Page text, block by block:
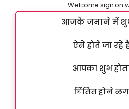
Welcome sign on
आजके जमाने में
ऐसे होते जा रहे
आपका शुभ
चिंतित होने